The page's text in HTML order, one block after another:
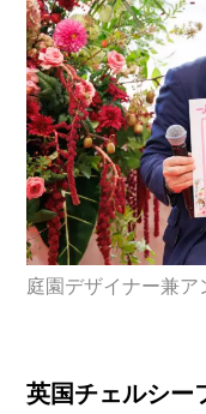
庭園デザイナー兼
英国チェルシー